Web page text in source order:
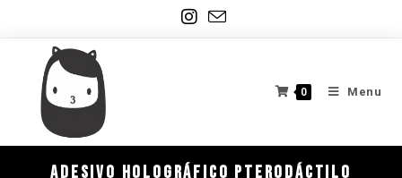
0 Menu
Adesivo Holográfico Pterodáctilo